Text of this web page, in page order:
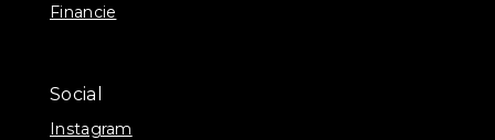
Financie
Social
Instagram